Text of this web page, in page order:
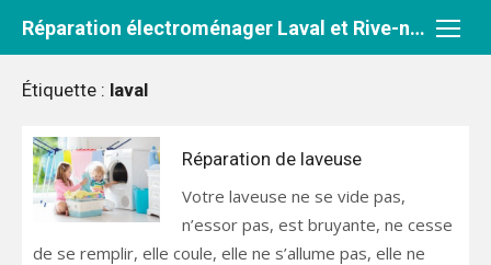
Réparation électroménager Laval et Rive-nord
Étiquette : laval
Réparation de laveuse
Votre laveuse ne se vide pas,
n’essor pas, est bruyante, ne cesse
de se remplir, elle coule, elle ne s’allume pas, elle ne